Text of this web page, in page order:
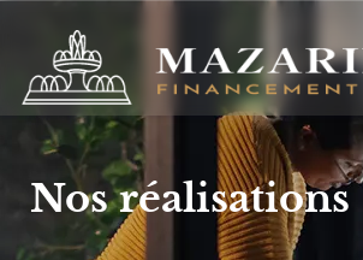
Nos réalisations